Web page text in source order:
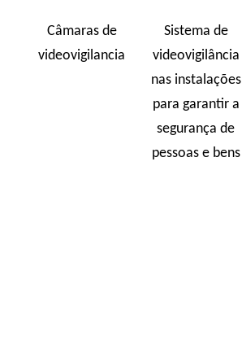
Câmaras de
videovigilancia
Sistema de
videovigilância
nas instalações
para garantir a
segurança de
pessoas e bens